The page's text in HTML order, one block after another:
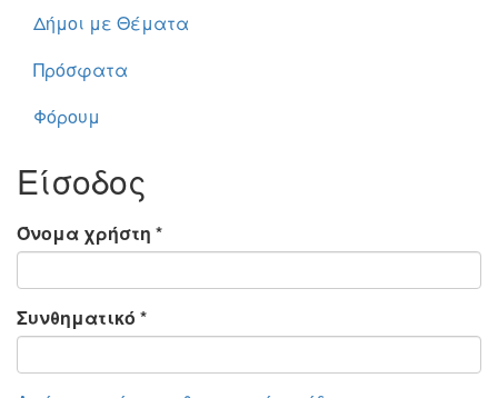
Δήμοι με Θέματα
Πρόσφατα
Φόρουμ
Είσοδος
Όνομα χρήστη *
Συνθηματικό *